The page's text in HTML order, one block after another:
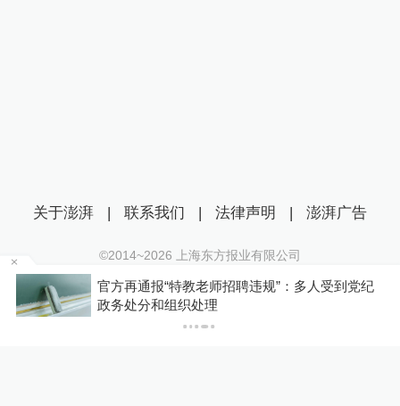
官方再通报“特教老师招聘违规”：多人受到党纪
政务处分和组织处理
关于澎湃 | 联系我们 | 法律声明 | 澎湃广告
©2014~2026 上海东方报业有限公司
沪ICP证：沪B2-20170116 | 沪ICP备14003370号
互联网新闻信息服务许可证：31120170006
沪公网安备 31010602000299号